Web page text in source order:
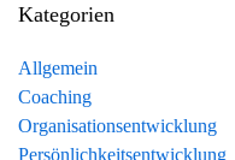
Kategorien
Allgemein
Coaching
Organisationsentwicklung
Persönlichkeitsentwicklung